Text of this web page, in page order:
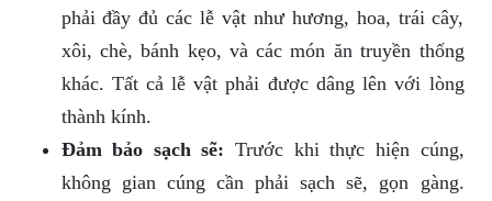
phải đầy đủ các lễ vật như hương, hoa, trái cây,
xôi, chè, bánh kẹo, và các món ăn truyền thống
khác. Tất cả lễ vật phải được dâng lên với lòng
thành kính.
Đảm bảo sạch sẽ: Trước khi thực hiện cúng,
không gian cúng cần phải sạch sẽ, gọn gàng.